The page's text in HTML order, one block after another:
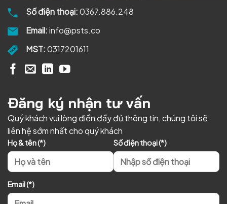
Số điện thoại:0367.886.248
Email:info@psts.co
MST:0317201611
Đăng ký nhận tư vấn
Quý khách vui lòng điền đầy đủ thông tin, chúng tôi sẽ
liên hệ sớm nhất cho quý khách
Họ & tên (*) Số điện thoại (*)
Email (*)